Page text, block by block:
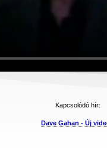
Kapcsolódó hír:
Dave Gahan - Új